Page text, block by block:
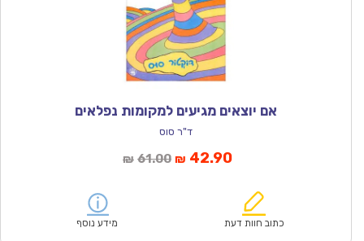
אם יוצאים מגיעים למקומות נפלאים
ד"ר סוס
₪ 61.00המחיר
₪61.00.
₪ 42.90המחיר
הוא:
כתוב חוות דעת מידע נוסף